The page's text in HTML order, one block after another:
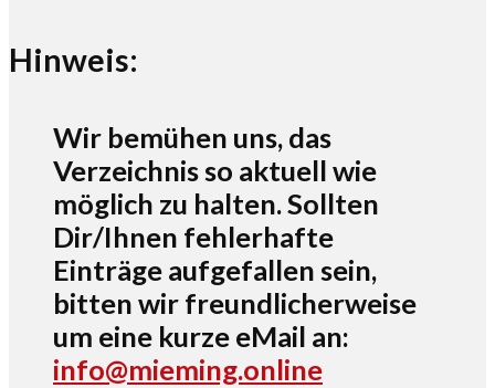
Hinweis:
Wir bemühen uns, das
Verzeichnis so aktuell wie
möglich zu halten. Sollten
Dir/Ihnen fehlerhafte
Einträge aufgefallen sein,
bitten wir freundlicherweise
um eine kurze eMail an:
info@mieming.online